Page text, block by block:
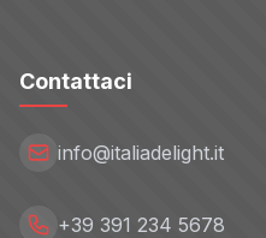
Contattaci
info@italiadelight.it
+39 391 234 5678